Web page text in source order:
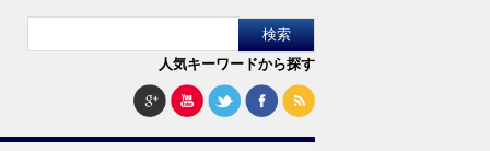
人気キーワードから探す